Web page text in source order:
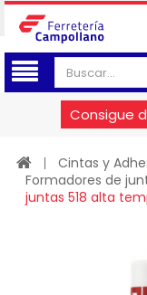
Consigue
Cintas y
Formadores de
juntas 518 alta